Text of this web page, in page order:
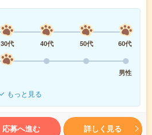
30代 40代 50代
60代
男性
もっと見る
応募へ進む 詳しく見る